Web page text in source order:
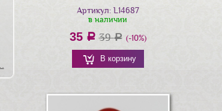
Артикул: L14687
в наличии
35 a 39a (-10%)
В корзину